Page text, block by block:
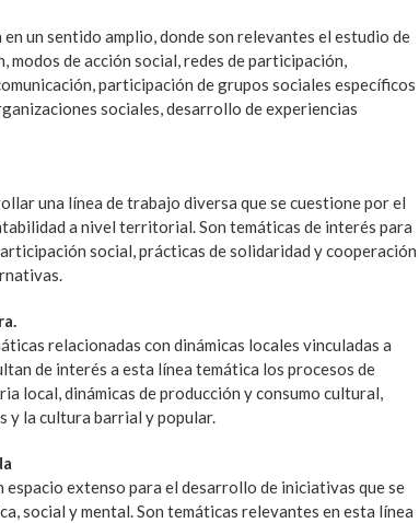
un sentido amplio, donde son relevantes el estudio de
de acción social, redes de participación,
participación de grupos sociales específicos
sociales, desarrollo de experiencias
una línea de trabajo diversa que se cuestione por el
a nivel territorial. Son temáticas de interés para
social, prácticas de solidaridad y cooperación
relacionadas con dinámicas locales vinculadas a
de interés a esta línea temática los procesos de
local, dinámicas de producción y consumo cultural,
y la cultura barrial y popular.
espacio extenso para el desarrollo de iniciativas que se
social y mental. Son temáticas relevantes en esta línea